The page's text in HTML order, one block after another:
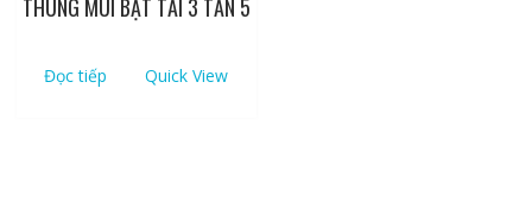
THÙNG MUI BẠT TẢI 3 TẤN 5
Đọc tiếp Quick View